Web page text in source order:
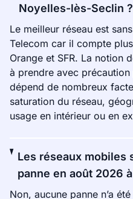
Noyelles-lès-Seclin ?
Le meilleur réseau est
Telecom car il compte
Orange et SFR. La notion
à prendre avec
dépend de nombreux
saturation du réseau,
usage en intérieur ou en
Les réseaux mobiles
panne en août 2026
Non, aucune panne n’a